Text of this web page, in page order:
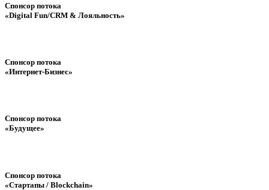
Спонсор потока
«Digital Fun/CRM & Лояльность»
Спонсор потока
«Интернет-Бизнес»
Спонсор потока
«Будущее»
Спонсор потока
«Стартапы / Blockchain»